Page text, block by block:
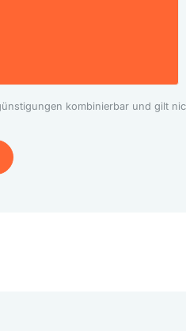
kombinierbar und gilt